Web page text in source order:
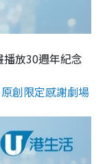
播放30週年紀念
創限定感謝劇場